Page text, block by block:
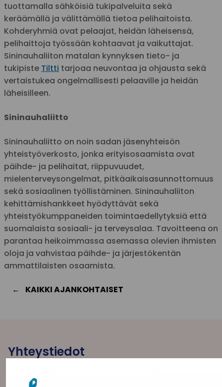
tuottamalla sähköisiä tukipalveluita sekä
keräämällä ja välittämällä tietoa pelihaitoista.
Kohderyhmiä ovat pelaajat, heidän läheisensä,
pelihaittoja työssään kohtaavat ja vaikuttajat.
Sininauhaliiton matalan kynnyksen tieto- ja
tukipiste Tiltti tarjoaa neuvontaa ja ohjausta sekä
vertaistukea ongelmallisesti pelaaville ja heidän
läheisilleen.
Sininauhaliitto
Sininauhaliitto on noin sadan jäsenyhteisön
yhteistyöverkosto, jonka erityisosaamista ovat
päihde- ja pelihaitat, riippuvuudet,
mielenterveysongelmat, pitkäaikaisasunnottomuus
sekä sosiaalinen työllistäminen. Sininauhaliiton
kehittämishankkeet hyödyttävät sekä
yhteistyökumppaneiden toimintaedellytyksiä että
suomalaista sosiaali- ja terveysalaa. Tavoitteena on
parantaa heikoimmassa asemassa olevien ihmisten
oloja ja vahvistaa päihde- ja järjestökentän
ammattilaisten osaamista.
KAIKKI AJANKOHTAISET
Yhteystiedot
Pasilanraitio 5, 2. krs, 00240 Helsinki